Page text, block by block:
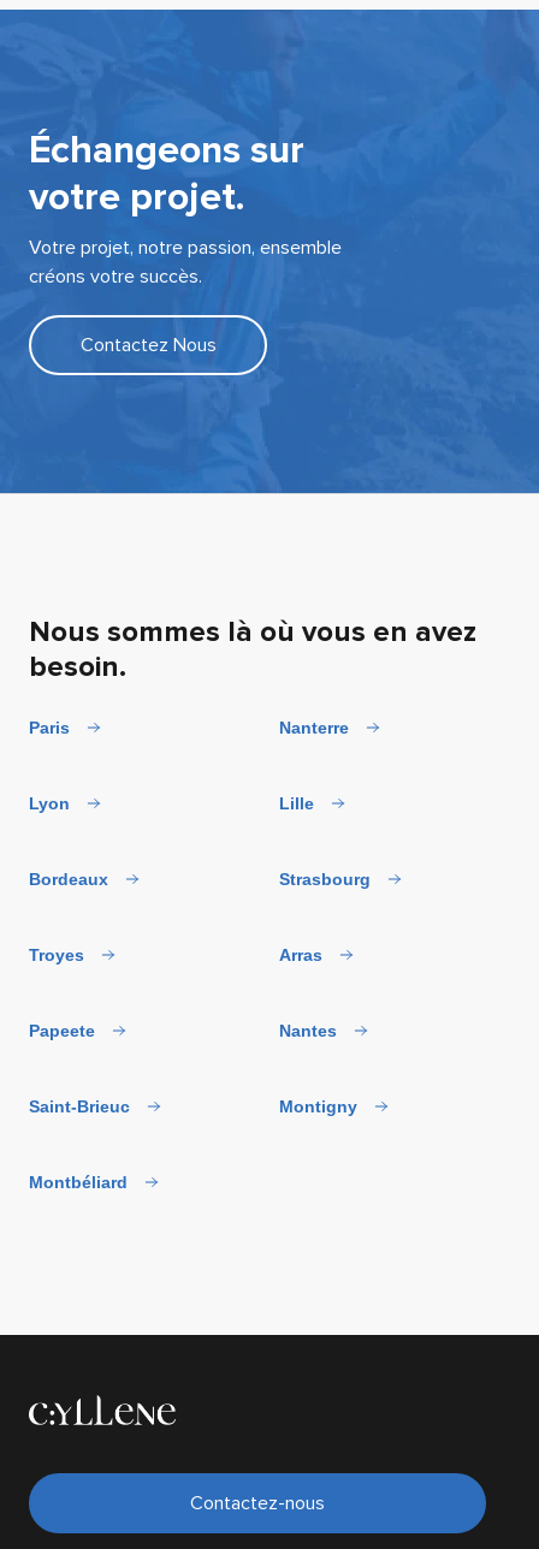
Échangeons sur
votre projet.
Votre projet, notre passion, ensemble
créons votre succès.
Contactez Nous
Nous sommes là où vous en avez
besoin.
Paris Nanterre
Lyon Lille
Bordeaux Strasbourg
Troyes Arras
Papeete Nantes
Saint-Brieuc Montigny
Montbéliard
Contactez-nous